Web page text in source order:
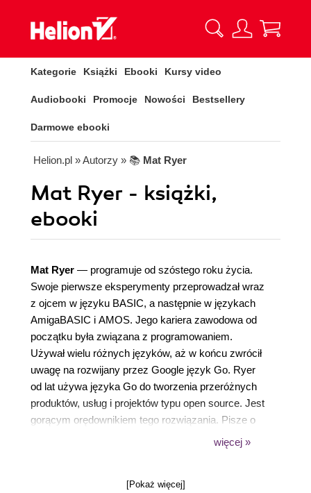
Kategorie Książki Ebooki Kursy video
Audiobooki Promocje Nowości Bestsellery
Darmowe ebooki
Helion.pl » Autorzy » 📚 Mat Ryer
Mat Ryer - książki,
ebooki
Mat Ryer — programuje od szóstego roku życia.
Swoje pierwsze eksperymenty przeprowadzał wraz
z ojcem w języku BASIC, a następnie w językach
AmigaBASIC i AMOS. Jego kariera zawodowa od
początku była związana z programowaniem.
Używał wielu różnych języków, aż w końcu zwrócił
uwagę na rozwijany przez Google język Go. Ryer
od lat używa języka Go do tworzenia przeróżnych
produktów, usług i projektów typu open source. Jest
gorącym orędownikiem tego rozwiązania. Pisze o
Go artykuły, a podczas różnych wykładów iwięcej »
[Pokaż więcej]